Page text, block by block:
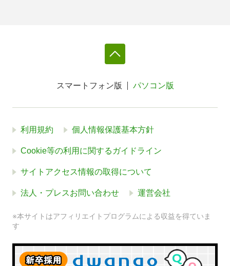
スマートフォン版 パソコン版
利用規約 個人情報保護基本方針
Cookie等の利用に関するガイドライン
サイトアクセス情報の取得について
法人・プレスお問い合わせ 運営会社
※本サイトはアフィリエイトプログラムによる収益を得ていま
す